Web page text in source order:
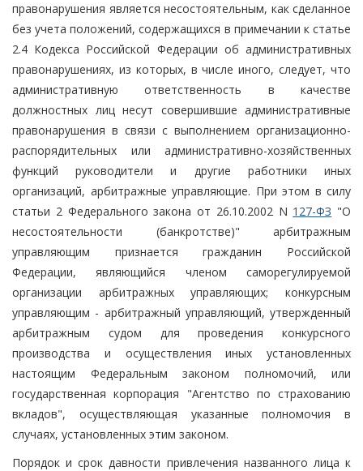
правонарушения является несостоятельным, как сделанное
без учета положений, содержащихся в примечании к статье
2.4 Кодекса Российской Федерации об административных
правонарушениях, из которых, в числе иного, следует, что
административную ответственность в качестве
должностных лиц несут совершившие административные
правонарушения в связи с выполнением организационно-
распорядительных или административно-хозяйственных
функций руководители и другие работники иных
организаций, арбитражные управляющие. При этом в силу
статьи 2 Федерального закона от 26.10.2002 N 127-ФЗ "О
несостоятельности (банкротстве)" арбитражным
управляющим признается гражданин Российской
Федерации, являющийся членом саморегулируемой
организации арбитражных управляющих; конкурсным
управляющим - арбитражный управляющий, утвержденный
арбитражным судом для проведения конкурсного
производства и осуществления иных установленных
настоящим Федеральным законом полномочий, или
государственная корпорация "Агентство по страхованию
вкладов", осуществляющая указанные полномочия в
случаях, установленных этим законом.
Порядок и срок давности привлечения названного лица к